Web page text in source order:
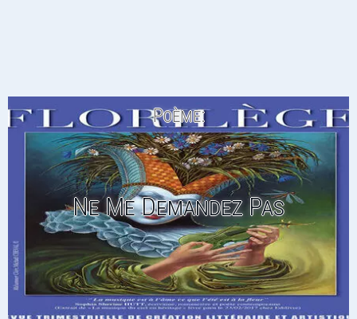
Poème:
Ne Me Demandez Pas